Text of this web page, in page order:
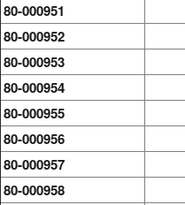
80-000951
80-000952
80-000953
80-000954
80-000955
80-000956
80-000957
80-000958